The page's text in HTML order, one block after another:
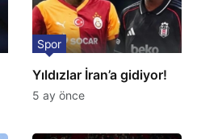
Yıldızlar İran’a gidiyor!
Spor
5 ay önce